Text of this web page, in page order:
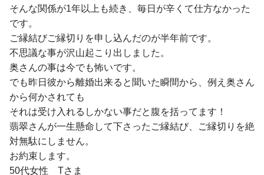
そんな関係が1年以上も続き、毎日が辛くて仕方なかった
です。
ご縁結びご縁切りを申し込んだのが半年前です。
不思議な事が沢山起こり出しました。
奥さんの事は今でも怖いです。
でも昨日彼から離婚出来ると聞いた瞬間から、例え奥さん
から何かされても
それは受け入れるしかない事だと腹を括ってます！
翡翠さんが一生懸命して下さったご縁結び、ご縁切りを絶
対無駄にしません。
お約束します。
50代女性 Tさま